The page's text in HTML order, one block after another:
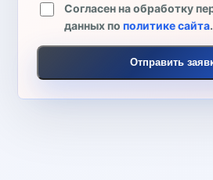
Согласен на обработку
данных пополитике сайта.
Отправить